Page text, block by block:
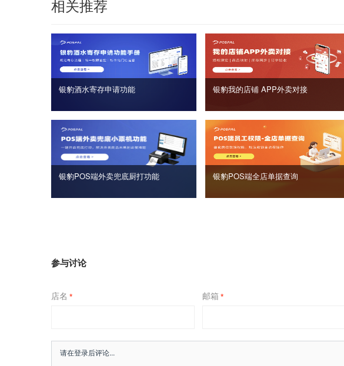
相关推荐
银豹酒水寄存申请功能 银豹我的店铺 APP外卖对接
银豹POS端外卖兜底厨打功能 银豹POS端全店单据查询
参与讨论
店名 * 邮箱 *